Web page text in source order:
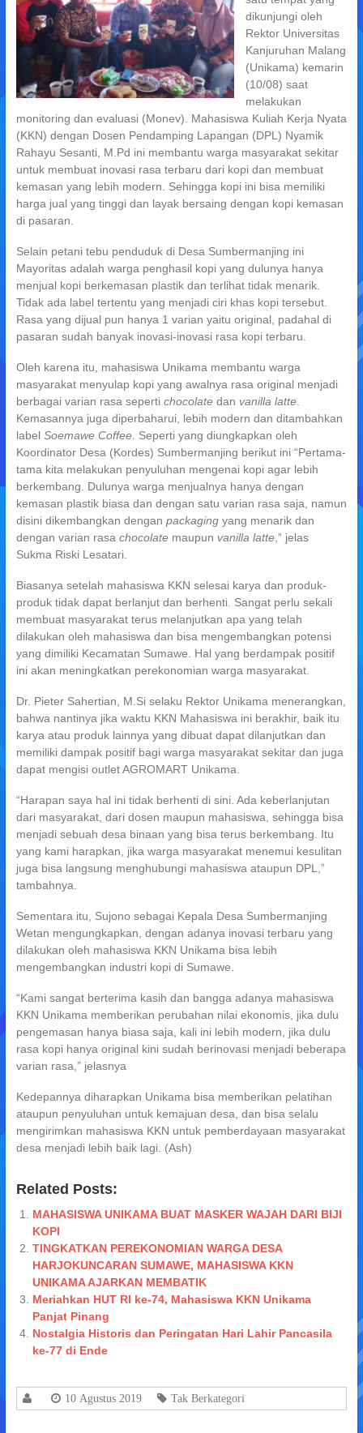
dikunjungi oleh
Rektor Universitas
Kanjuruhan Malang
(Unikama) kemarin
(10/08) saat
melakukan
monitoring dan evaluasi (Monev). Mahasiswa Kuliah Kerja Nyata
(KKN) dengan Dosen Pendamping Lapangan (DPL) Nyamik
Rahayu Sesanti, M.Pd ini membantu warga masyarakat sekitar
untuk membuat inovasi rasa terbaru dari kopi dan membuat
kemasan yang lebih modern. Sehingga kopi ini bisa memiliki
harga jual yang tinggi dan layak bersaing dengan kopi kemasan
di pasaran.
Selain petani tebu penduduk di Desa Sumbermanjing ini
Mayoritas adalah warga penghasil kopi yang dulunya hanya
menjual kopi berkemasan plastik dan terlihat tidak menarik.
Tidak ada label tertentu yang menjadi ciri khas kopi tersebut.
Rasa yang dijual pun hanya 1 varian yaitu original, padahal di
pasaran sudah banyak inovasi-inovasi rasa kopi terbaru.
Oleh karena itu, mahasiswa Unikama membantu warga
masyarakat menyulap kopi yang awalnya rasa original menjadi
berbagai varian rasa seperti chocolatedan vanilla latte.
Kemasannya juga diperbaharui, lebih modern dan ditambahkan
label Soemawe Coffee. Seperti yang diungkapkan oleh
Koordinator Desa (Kordes) Sumbermanjing berikut ini “Pertama-
tama kita melakukan penyuluhan mengenai kopi agar lebih
berkembang. Dulunya warga menjualnya hanya dengan
kemasan plastik biasa dan dengan satu varian rasa saja, namun
disini dikembangkan dengan packagingyang menarik dan
dengan varian rasa chocolatemaupun vanilla latte,” jelas
Sukma Riski Lesatari.
Biasanya setelah mahasiswa KKN selesai karya dan produk-
produk tidak dapat berlanjut dan berhenti. Sangat perlu sekali
membuat masyarakat terus melanjutkan apa yang telah
dilakukan oleh mahasiswa dan bisa mengembangkan potensi
yang dimiliki Kecamatan Sumawe. Hal yang berdampak positif
ini akan meningkatkan perekonomian warga masyarakat.
Dr. Pieter Sahertian, M.Si selaku Rektor Unikama menerangkan,
bahwa nantinya jika waktu KKN Mahasiswa ini berakhir, baik itu
karya atau produk lainnya yang dibuat dapat dilanjutkan dan
memiliki dampak positif bagi warga masyarakat sekitar dan juga
dapat mengisi outlet AGROMART Unikama.
“Harapan saya hal ini tidak berhenti di sini. Ada keberlanjutan
dari masyarakat, dari dosen maupun mahasiswa, sehingga bisa
menjadi sebuah desa binaan yang bisa terus berkembang. Itu
yang kami harapkan, jika warga masyarakat menemui kesulitan
juga bisa langsung menghubungi mahasiswa ataupun DPL,”
tambahnya.
Sementara itu, Sujono sebagai Kepala Desa Sumbermanjing
Wetan mengungkapkan, dengan adanya inovasi terbaru yang
dilakukan oleh mahasiswa KKN Unikama bisa lebih
mengembangkan industri kopi di Sumawe.
“Kami sangat berterima kasih dan bangga adanya mahasiswa
KKN Unikama memberikan perubahan nilai ekonomis, jika dulu
pengemasan hanya biasa saja, kali ini lebih modern, jika dulu
rasa kopi hanya original kini sudah berinovasi menjadi beberapa
varian rasa,” jelasnya
Kedepannya diharapkan Unikama bisa memberikan pelatihan
ataupun penyuluhan untuk kemajuan desa, dan bisa selalu
mengirimkan mahasiswa KKN untuk pemberdayaan masyarakat
desa menjadi lebih baik lagi. (Ash)
Related Posts:
MAHASISWA UNIKAMA BUAT MASKER WAJAH DARI BIJI
KOPI
TINGKATKAN PEREKONOMIAN WARGA DESA
HARJOKUNCARAN SUMAWE, MAHASISWA KKN
UNIKAMA AJARKAN MEMBATIK
Meriahkan HUT RI ke-74, Mahasiswa KKN Unikama
Panjat Pinang
Nostalgia Historis dan Peringatan Hari Lahir Pancasila
ke-77 di Ende
10 Agustus 2019 Tak Berkategori